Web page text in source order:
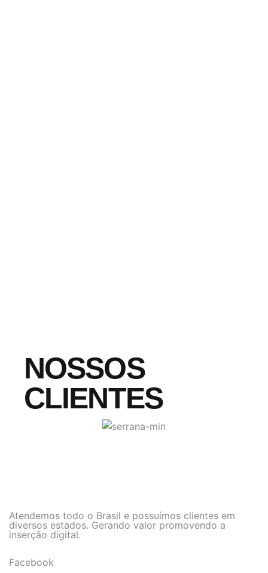
NOSSOS
CLIENTES
Atendemos todo o Brasil e possuímos clientes em
diversos estados. Gerando valor promovendo a
inserção digital.
Facebook